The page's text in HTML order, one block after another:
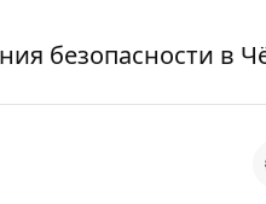
безопасности в